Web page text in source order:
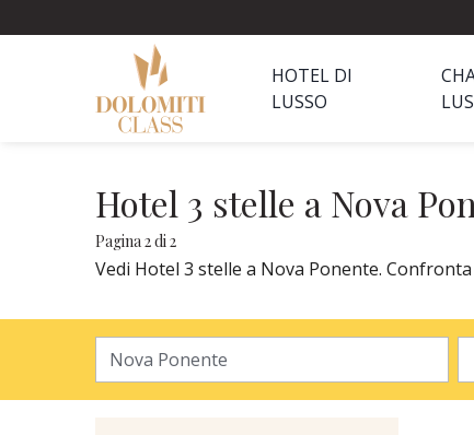
HOTEL DI
LUSSO
Hotel 3 stelle a Nova
Pagina 2 di 2
Vedi Hotel 3 stelle a Nova Ponente.